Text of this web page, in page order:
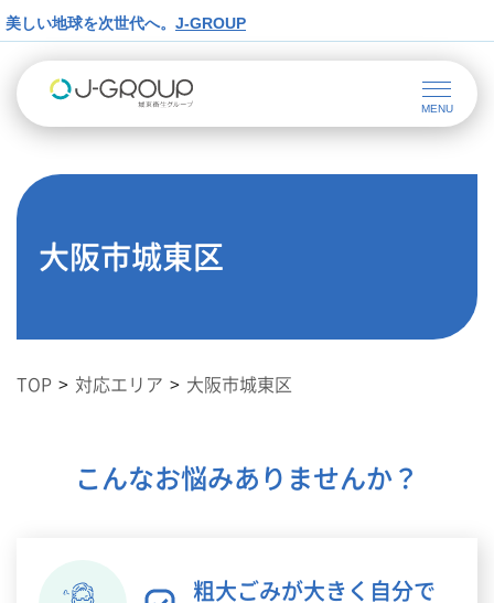
美しい地球を次世代へ。 J-GROUP
大阪市城東区
TOP 対応エリア 大阪市城東区
こんなお悩みありませんか？
粗大ごみが大きく自分で